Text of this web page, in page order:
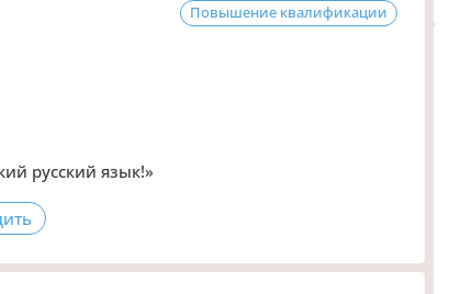
Повышение квалификации
русский язык!»